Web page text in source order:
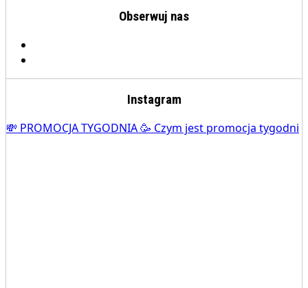
Obserwuj nas
Instagram
💸 PROMOCJA TYGODNIA 🥳 Czym jest promocja tygodni